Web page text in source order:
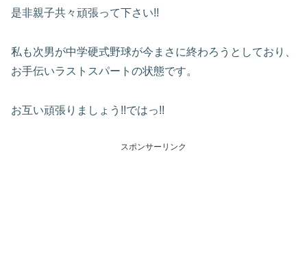
是非親子共々頑張って下さい!!
私も次男が中学硬式野球が今まさに終わろうとしており、
お手伝いラストスパートの状態です。
お互い頑張りましょう!!ではっ!!
スポンサーリンク